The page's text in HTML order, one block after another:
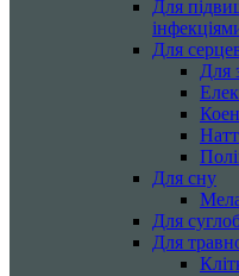
Для
Для
Для
Для сну
Для
Для